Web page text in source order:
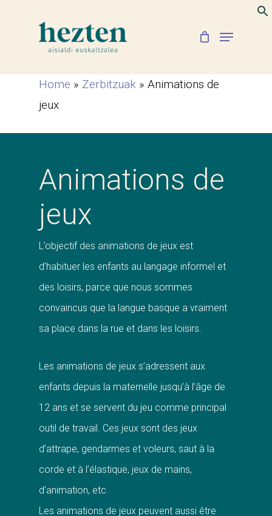
content
Menu
Home » Zerbitzuak » Animations de
jeux
Animations de
jeux
L’objectif des animations de jeux est
d’habituer les enfants au langage informel et
des loisirs, parce que nous sommes
convaincus que la langue basque a vraiment
sa place dans la rue et dans les loisirs.
Les animations de jeux s’adressent aux
enfants depuis la maternelle jusqu’à l’âge de
12 ans et se servent du jeu comme principal
outil de travail. Ces jeux sont des jeux
d’attrape, gendarmes et voleurs, saut à la
corde et à l’élastique, jeux de mains,
d’animation, etc.
Les animations de jeux peuvent aussi être